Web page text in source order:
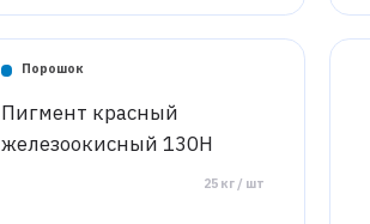
Порошок
Пигмент красный
железоокисный 130H
25 кг / шт